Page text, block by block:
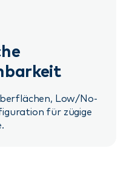
Low/No-
für zügige